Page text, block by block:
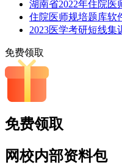
湖南省2022年住院医
住院医师规培题库软
2023医学考研短线集
免费领取
免费领取
网校内部资料包